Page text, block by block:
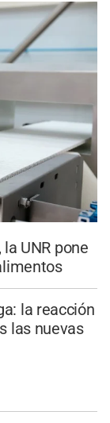
UNR pone
la reacción
las nuevas